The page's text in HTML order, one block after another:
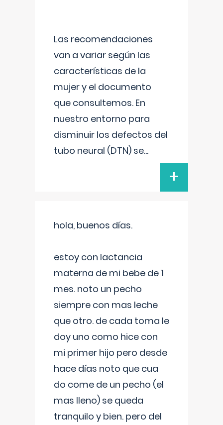
Las recomendaciones
van a variar según las
características de la
mujer y el documento
que consultemos. En
nuestro entorno para
disminuir los defectos del
tubo neural (DTN) se...
+
hola, buenos días.
estoy con lactancia
materna de mi bebe de 1
mes. noto un pecho
siempre con mas leche
que otro. de cada toma le
doy uno como hice con
mi primer hijo pero desde
hace días noto que cua
do come de un pecho (el
mas lleno) se queda
tranquilo y bien. pero del